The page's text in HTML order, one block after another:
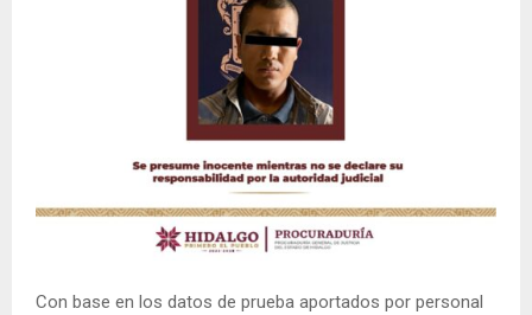
Con base en los datos de prueba aportados por personal